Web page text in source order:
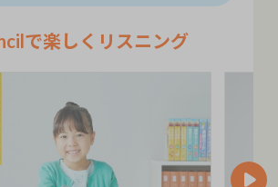
で楽しくリスニング